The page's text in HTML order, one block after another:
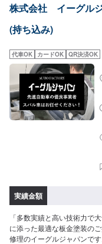
曜・祝日
株式会社 イーグル
(持ち込み)
代車OK カードOK QR決済OK
実績金額
「多数実績と高い技術力で
に添った最適な板金塗装の
修理のイーグルジャパンで